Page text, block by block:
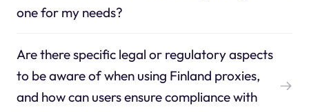
one for my needs?
Are there specific legal or regulatory aspects
to be aware of when using Finland proxies,
and how can users ensure compliance with